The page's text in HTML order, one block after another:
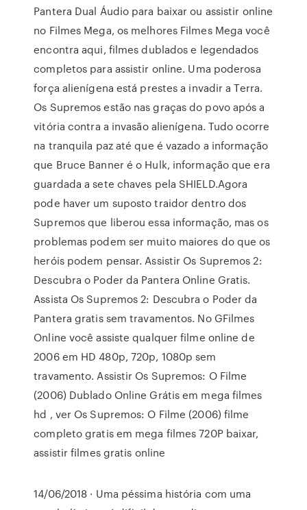
Pantera Dual Áudio para baixar ou assistir online
no Filmes Mega, os melhores Filmes Mega você
encontra aqui, filmes dublados e legendados
completos para assistir online. Uma poderosa
força alienígena está prestes a invadir a Terra.
Os Supremos estão nas graças do povo após a
vitória contra a invasão alienígena. Tudo ocorre
na tranquila paz até que é vazado a informação
que Bruce Banner é o Hulk, informação que era
guardada a sete chaves pela SHIELD.Agora
pode haver um suposto traidor dentro dos
Supremos que liberou essa informação, mas os
problemas podem ser muito maiores do que os
heróis podem pensar. Assistir Os Supremos 2:
Descubra o Poder da Pantera Online Gratis.
Assista Os Supremos 2: Descubra o Poder da
Pantera gratis sem travamentos. No GFilmes
Online você assiste qualquer filme online de
2006 em HD 480p, 720p, 1080p sem
travamento. Assistir Os Supremos: O Filme
(2006) Dublado Online Grátis em mega filmes
hd , ver Os Supremos: O Filme (2006) filme
completo gratis em mega filmes 720P baixar,
assistir filmes gratis online
14/06/2018 · Uma péssima história com uma